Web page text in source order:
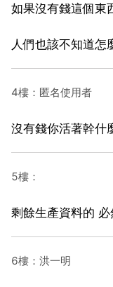
如果沒有錢這個東
人們也該不知道怎
4樓：匿名使用者
沒有錢你活著幹什
5樓：
剩餘生產資料的 必
6樓：洪一明